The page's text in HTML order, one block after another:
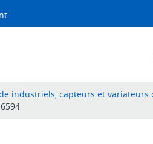
industriels, capteurs et variateurs